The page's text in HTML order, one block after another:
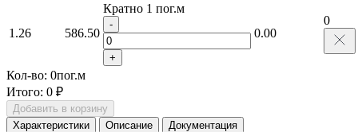
1.26 586.50
Кратно 1 пог.м
-
+
0.00
0
Кол-во: 0пог.м
Итого: 0 ₽
Добавить в корзину
Характеристики
Описание Документация